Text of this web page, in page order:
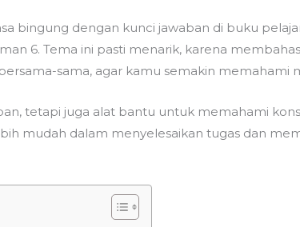
bingung dengan kunci jawaban di buku
6. Tema ini pasti menarik, karena
sama, agar kamu semakin memahami
tetapi juga alat bantu untuk memahami
mudah dalam menyelesaikan tugas dan